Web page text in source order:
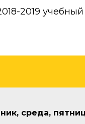
2019
среда,